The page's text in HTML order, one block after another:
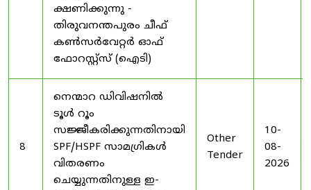
ക്ഷണിക്കുന്നു -
തിരുവനന്തപുരം ചീഫ്
കൺസർവേറ്റർ ഓഫ്
ഫോറസ്റ്റ്സ് (ഐടി)
8
നെന്മാറ ഡിവിഷനിൽ
ടൂൾ റൂം
സജ്ജീകരിക്കുന്നതിനായി
SPF/HSPF സാമഗ്രികൾ
വിതരണം
ചെയ്യുന്നതിനുള്ള ഇ-
Other
Tender
10-
08-
2026